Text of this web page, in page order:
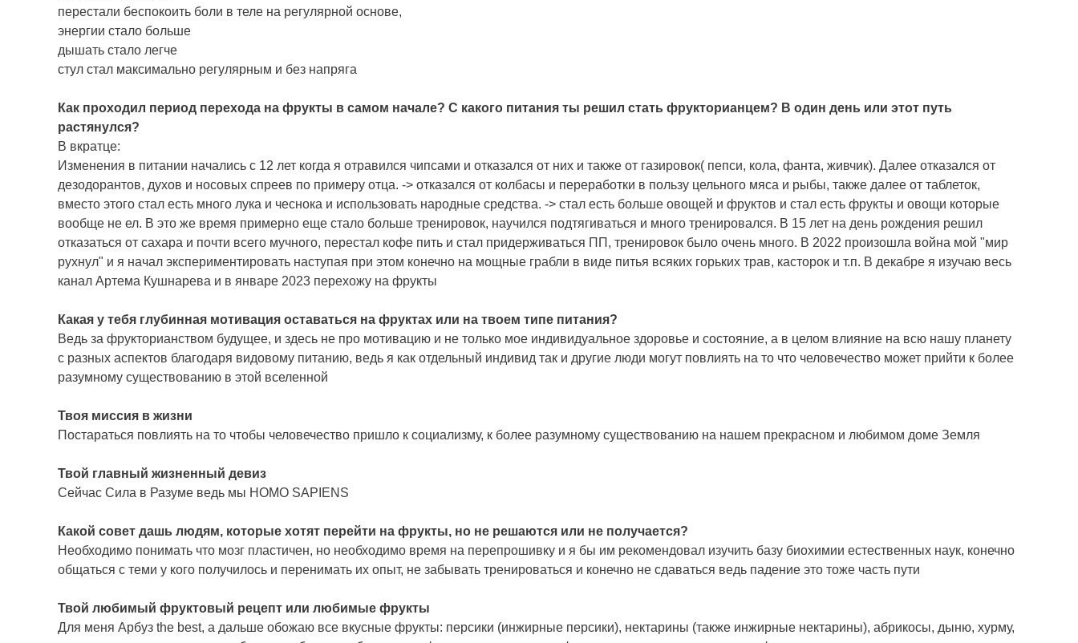
перестали беспокоить боли в теле на регулярной основе,
энергии стало больше
дышать стало легче
стул стал максимально регулярным и без напряга
Как проходил период перехода на фрукты в самом начале? С какого питания ты решил стать фрукторианцем? В один день или этот путь
растянулся?
В вкратце:
Изменения в питании начались с 12 лет когда я отравился чипсами и отказался от них и также от газировок( пепси, кола, фанта, живчик). Далее отказался от
дезодорантов, духов и носовых спреев по примеру отца. -> отказался от колбасы и переработки в пользу цельного мяса и рыбы, также далее от таблеток,
вместо этого стал есть много лука и чеснока и использовать народные средства. -> стал есть больше овощей и фруктов и стал есть фрукты и овощи которые
вообще не ел. В это же время примерно еще стало больше тренировок, научился подтягиваться и много тренировался. В 15 лет на день рождения решил
отказаться от сахара и почти всего мучного, перестал кофе пить и стал придерживаться ПП, тренировок было очень много. В 2022 произошла война мой "мир
рухнул" и я начал экспериментировать наступая при этом конечно на мощные грабли в виде питья всяких горьких трав, касторок и т.п. В декабре я изучаю весь
канал Артема Кушнарева и в январе 2023 перехожу на фрукты
Какая у тебя глубинная мотивация оставаться на фруктах или на твоем типе питания?
Ведь за фрукторианством будущее, и здесь не про мотивацию и не только мое индивидуальное здоровье и состояние, а в целом влияние на всю нашу планету
с разных аспектов благодаря видовому питанию, ведь я как отдельный индивид так и другие люди могут повлиять на то что человечество может прийти к более
разумному существованию в этой вселенной
Твоя миссия в жизни
Постараться повлиять на то чтобы человечество пришло к социализму, к более разумному существованию на нашем прекрасном и любимом доме Земля
Твой главный жизненный девиз
Сейчас Сила в Разуме ведь мы HOMO SAPIENS
Какой совет дашь людям, которые хотят перейти на фрукты, но не решаются или не получается?
Необходимо понимать что мозг пластичен, но необходимо время на перепрошивку и я бы им рекомендовал изучить базу биохимии естественных наук, конечно
общаться с теми у кого получилось и перенимать их опыт, не забывать тренироваться и конечно не сдаваться ведь падение это тоже часть пути
Твой любимый фруктовый рецепт или любимые фрукты
Для меня Арбуз the best, а дальше обожаю все вкусные фрукты: персики (инжирные персики), нектарины (также инжирные нектарины), абрикосы, дыню, хурму,